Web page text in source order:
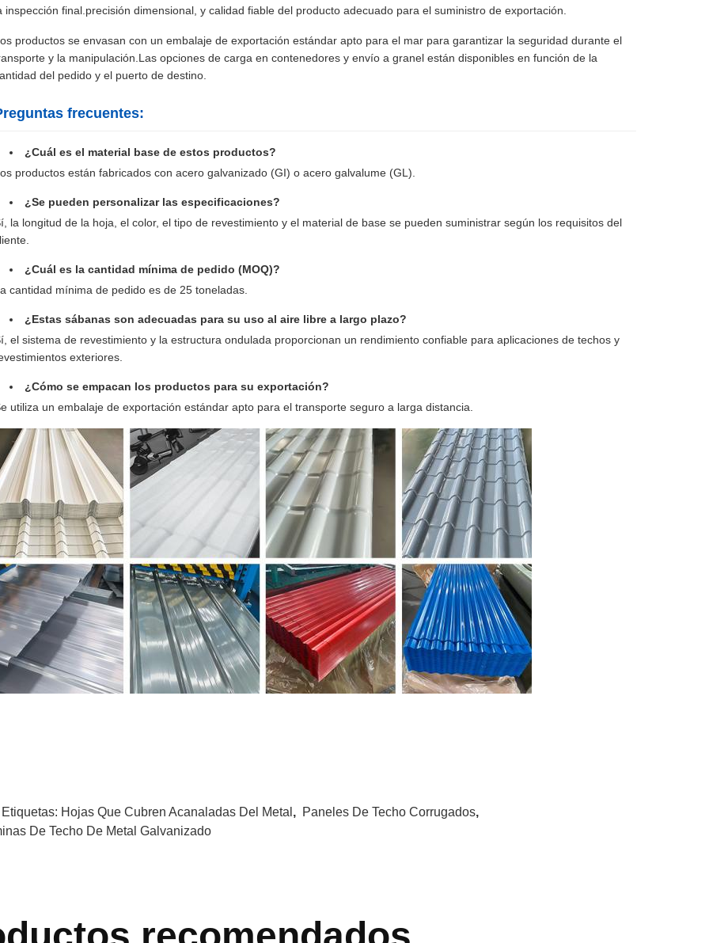
inspección final.precisión dimensional, y calidad fiable del producto adecuado para el suministro de exportación.
productos se envasan con un embalaje de exportación estándar apto para el mar para garantizar la seguridad durante el
y la manipulación.Las opciones de carga en contenedores y envío a granel están disponibles en función de la
del pedido y el puerto de destino.
frecuentes:
¿Cuál es el material base de estos productos?
productos están fabricados con acero galvanizado (GI) o acero galvalume (GL).
¿Se pueden personalizar las especificaciones?
la longitud de la hoja, el color, el tipo de revestimiento y el material de base se pueden suministrar según los requisitos del
¿Cuál es la cantidad mínima de pedido (MOQ)?
cantidad mínima de pedido es de 25 toneladas.
¿Estas sábanas son adecuadas para su uso al aire libre a largo plazo?
el sistema de revestimiento y la estructura ondulada proporcionan un rendimiento confiable para aplicaciones de techos y
exteriores.
¿Cómo se empacan los productos para su exportación?
utiliza un embalaje de exportación estándar apto para el transporte seguro a larga distancia.
Etiquetas: Hojas Que Cubren Acanaladas Del Metal , Paneles De Techo Corrugados,
De Techo De Metal Galvanizado